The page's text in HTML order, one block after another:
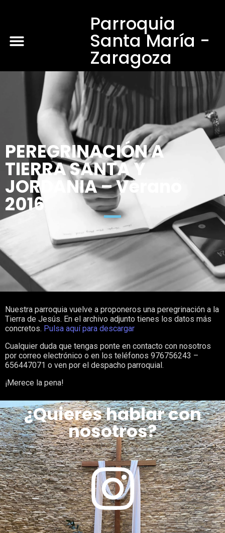
Parroquia
Santa María -
Zaragoza
PEREGRINACIÓN A
TIERRA SANTA Y
JORDANIA – Verano
2016
Nuestra parroquia vuelve a proponeros una peregrinación a la
Tierra de Jesús. En el archivo adjunto tienes los datos más
concretos. Pulsa aquí para descargar
Cualquier duda que tengas ponte en contacto con nosotros
por correo electrónico o en los teléfonos 976756243 –
656447071 o ven por el despacho parroquial.
¡Merece la pena!
¿Quieres hablar con
nosotros?